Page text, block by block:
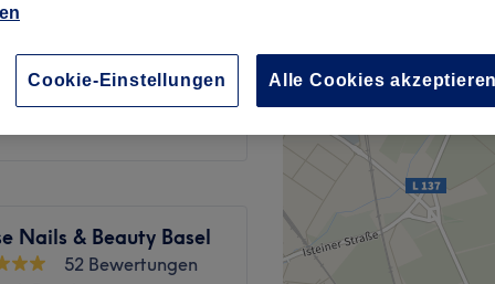
CHF 50
Nails & Beauty Basel
52 Bewertungen
Alle Cookies akzeptieren
Cookie-Einstellungen